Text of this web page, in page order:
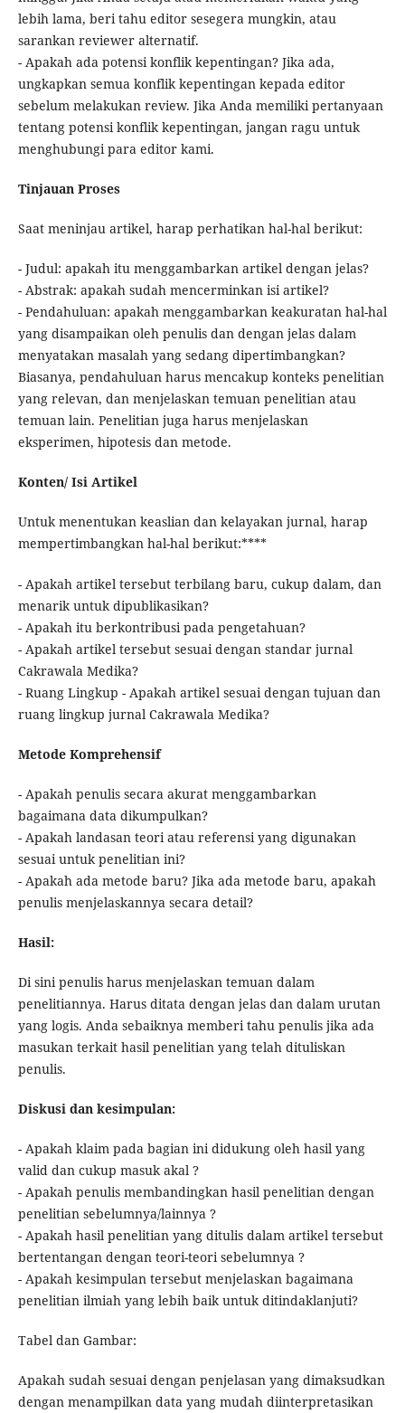
lebih lama, beri tahu editor sesegera mungkin, atau
sarankan reviewer alternatif.
- Apakah ada potensi konflik kepentingan? Jika ada,
ungkapkan semua konflik kepentingan kepada editor
sebelum melakukan review. Jika Anda memiliki pertanyaan
tentang potensi konflik kepentingan, jangan ragu untuk
menghubungi para editor kami.
Tinjauan Proses
Saat meninjau artikel, harap perhatikan hal-hal berikut:
- Judul: apakah itu menggambarkan artikel dengan jelas?
- Abstrak: apakah sudah mencerminkan isi artikel?
- Pendahuluan: apakah menggambarkan keakuratan hal-hal
yang disampaikan oleh penulis dan dengan jelas dalam
menyatakan masalah yang sedang dipertimbangkan?
Biasanya, pendahuluan harus mencakup konteks penelitian
yang relevan, dan menjelaskan temuan penelitian atau
temuan lain. Penelitian juga harus menjelaskan
eksperimen, hipotesis dan metode.
Konten/ Isi Artikel
Untuk menentukan keaslian dan kelayakan jurnal, harap
mempertimbangkan hal-hal berikut:****
- Apakah artikel tersebut terbilang baru, cukup dalam, dan
menarik untuk dipublikasikan?
- Apakah itu berkontribusi pada pengetahuan?
- Apakah artikel tersebut sesuai dengan standar jurnal
Cakrawala Medika?
- Ruang Lingkup - Apakah artikel sesuai dengan tujuan dan
ruang lingkup jurnal Cakrawala Medika?
Metode Komprehensif
- Apakah penulis secara akurat menggambarkan
bagaimana data dikumpulkan?
- Apakah landasan teori atau referensi yang digunakan
sesuai untuk penelitian ini?
- Apakah ada metode baru? Jika ada metode baru, apakah
penulis menjelaskannya secara detail?
Hasil:
Di sini penulis harus menjelaskan temuan dalam
penelitiannya. Harus ditata dengan jelas dan dalam urutan
yang logis. Anda sebaiknya memberi tahu penulis jika ada
masukan terkait hasil penelitian yang telah dituliskan
penulis.
Diskusi dan kesimpulan:
- Apakah klaim pada bagian ini didukung oleh hasil yang
valid dan cukup masuk akal ?
- Apakah penulis membandingkan hasil penelitian dengan
penelitian sebelumnya/lainnya ?
- Apakah hasil penelitian yang ditulis dalam artikel tersebut
bertentangan dengan teori-teori sebelumnya ?
- Apakah kesimpulan tersebut menjelaskan bagaimana
penelitian ilmiah yang lebih baik untuk ditindaklanjuti?
Tabel dan Gambar:
Apakah sudah sesuai dengan penjelasan yang dimaksudkan
dengan menampilkan data yang mudah diinterpretasikan